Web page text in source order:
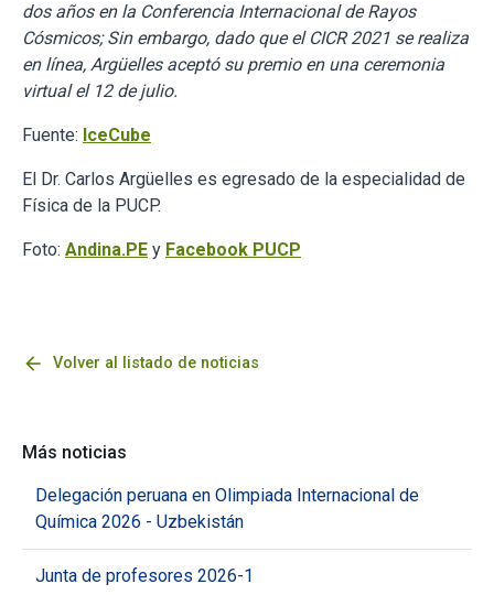
dos años en la Conferencia Internacional de Rayos
Cósmicos; Sin embargo, dado que el CICR 2021 se realiza
en línea, Argüelles aceptó su premio en una ceremonia
virtual el 12 de julio.
Fuente: IceCube
El Dr. Carlos Argüelles es egresado de la especialidad de
Física de la PUCP.
Foto: Andina.PE y Facebook PUCP
arrow_back Volver al listado de noticias
Más noticias
Delegación peruana en Olimpiada Internacional de
Química 2026 - Uzbekistán
Junta de profesores 2026-1